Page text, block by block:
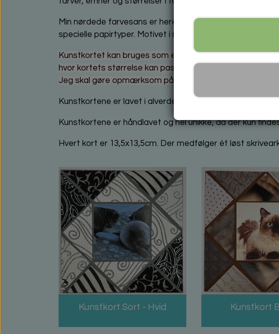
Min nørdede farvesans er herefter gået videre til at
specielle papirtyper. Motivet i midten er herefter blevet
Kunstkortet kan bruges som et eksklusivt kort, du kan
hvor kortets størrelse kan passe ind.
Jeg skal gøre opmærksom på, at det ikke er alle papirer,
Kunstkortene er lavet i alverdens skønne farver, og det
Kunstkortene er håndlavet og hel unikke, da der kun
Hvert kort er 13,5x13,5cm. Der medfølger ét løst
Kunstkort Sort - Hvid Kunstkort